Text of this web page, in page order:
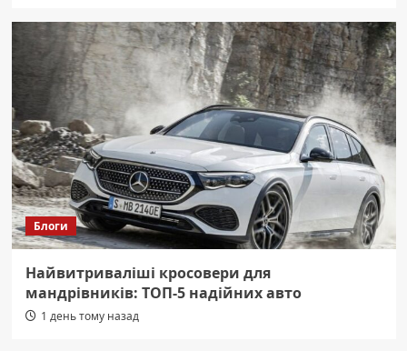
Блоги
Найвитриваліші кросовери для
мандрівників: ТОП-5 надійних авто
1 день тому назад